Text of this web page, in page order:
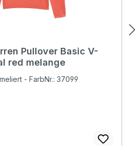
Pullover Basic V-
red melange
- FarbNr.: 37099